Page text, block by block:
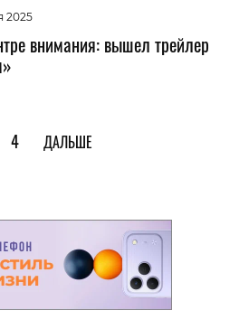
2025
внимания: вышел трейлер
4 ДАЛЬШЕ